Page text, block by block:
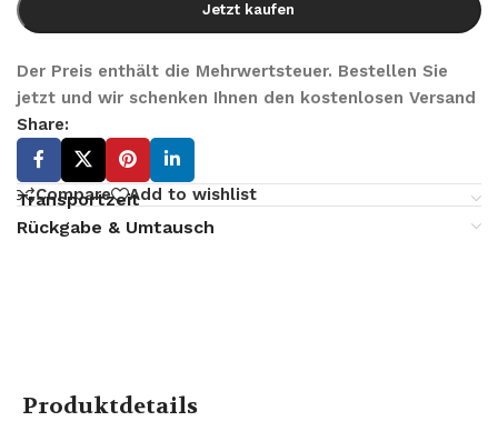
Jetzt kaufen
Der Preis enthält die Mehrwertsteuer. Bestellen Sie
jetzt und wir schenken Ihnen den kostenlosen Versand
Share:
Compare Add to wishlist
Transportzeit
Rückgabe & Umtausch
Produktdetails